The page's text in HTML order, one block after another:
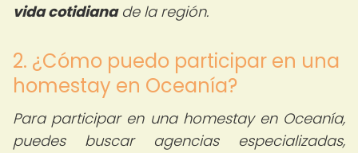
vida cotidianade la región.
2. ¿Cómo puedo participar en una
homestay en Oceanía?
Para participar en una homestay en Oceanía,
puedes buscar agencias especializadas,